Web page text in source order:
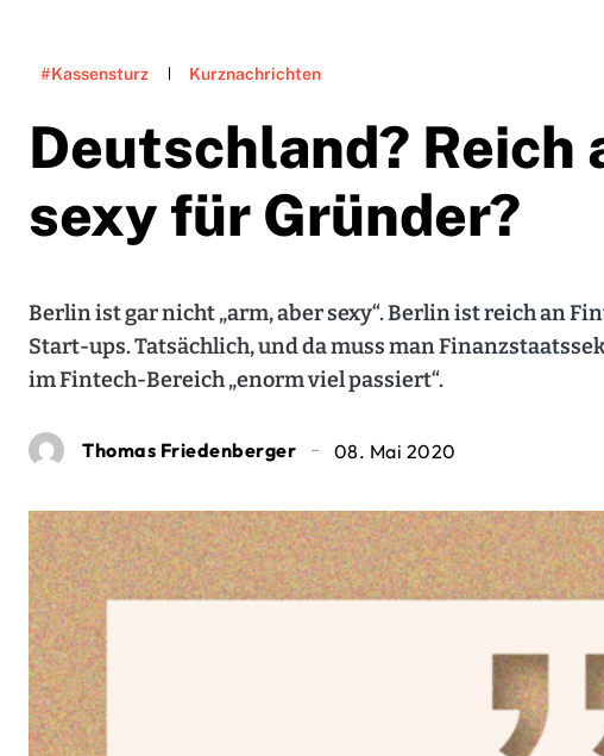
#Kassensturz Kurznachrichten
Deutschland? Reich
sexy für Gründer?
Berlin ist gar nicht „arm, aber sexy“. Berlin ist reich an
Start-ups. Tatsächlich, und da muss man
im Fintech-Bereich „enorm viel passiert“.
Thomas Friedenberger 08. Mai 2020